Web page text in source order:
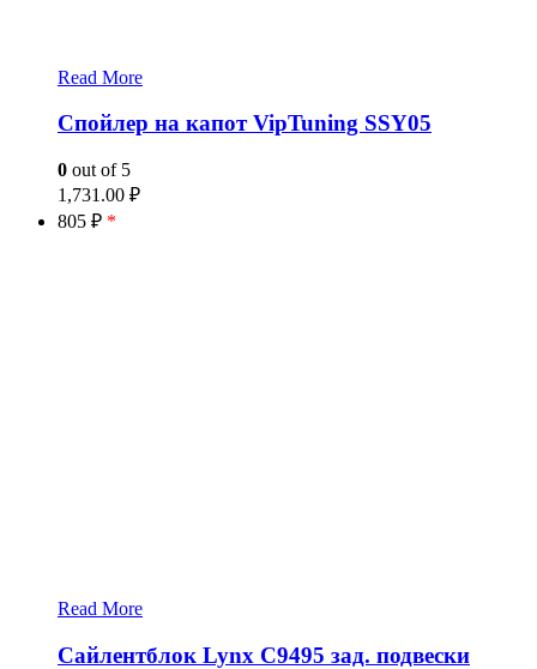
Read More
Спойлер на капот VipTuning SSY05
0 out of 5
1,731.00 ₽
805 ₽ *
Read More
Сайлентблок Lynx C9495 зад. подвески